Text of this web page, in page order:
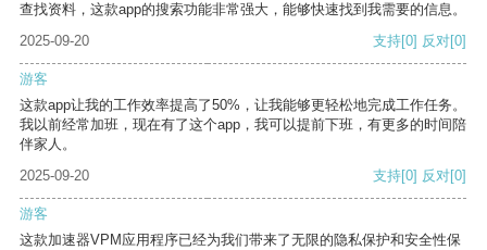
查找资料，这款app的搜索功能非常强大，能够快速找到我需要的信息。
2025-09-20
支持[0] 反对[0]
游客
这款app让我的工作效率提高了50%，让我能够更轻松地完成工作任务。
我以前经常加班，现在有了这个app，我可以提前下班，有更多的时间陪
伴家人。
2025-09-20
支持[0] 反对[0]
游客
这款加速器VPM应用程序已经为我们带来了无限的隐私保护和安全性保